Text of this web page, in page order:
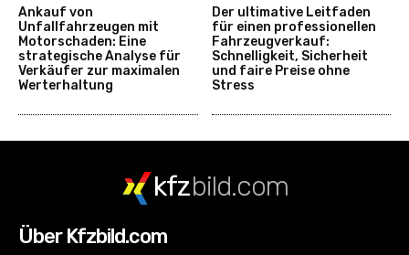
Ankauf von
Unfallfahrzeugen mit
Motorschaden: Eine
strategische Analyse für
Verkäufer zur maximalen
Werterhaltung
Der ultimative Leitfaden
für einen professionellen
Fahrzeugverkauf:
Schnelligkeit, Sicherheit
und faire Preise ohne
Stress
kfzbild.com
Über Kfzbild.com